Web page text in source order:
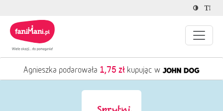
Agnieszka podarowała 1,75 zł kupując w